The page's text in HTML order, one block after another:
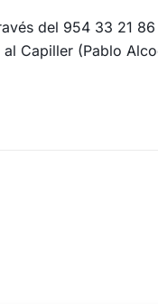
del 954 33 21
Capiller (Pablo